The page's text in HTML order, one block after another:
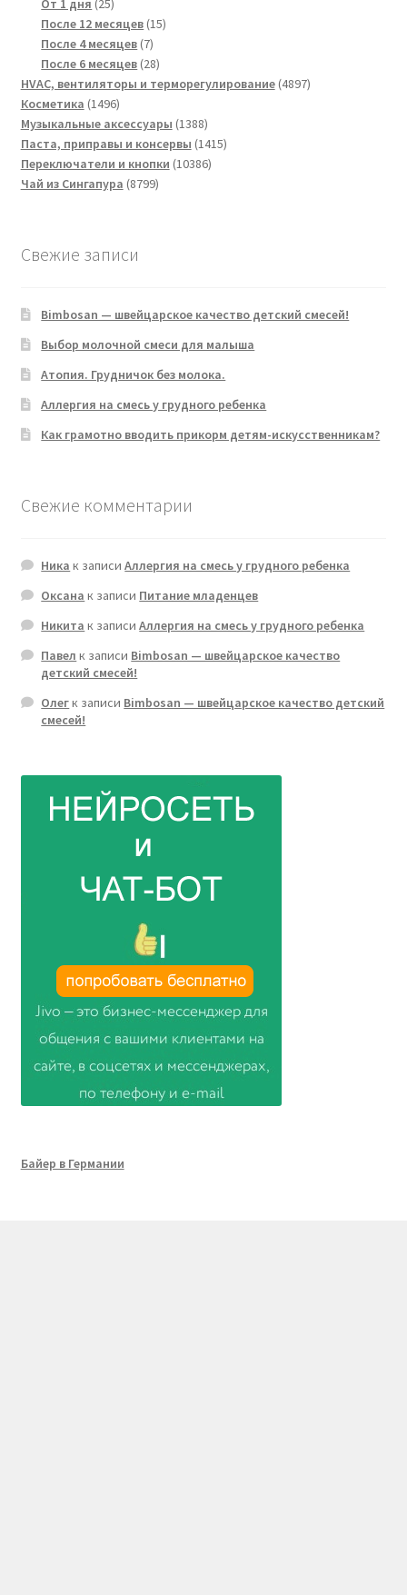
товаров
После 12 месяцев 1515
После 4 месяцев 77
товаров
После 6 месяцев 2828
товаров
HVAC, вентиляторы и терморегулирование 48974897
Косметика 14961496
товаров
Музыкальные аксессуары 13881388
товаров
Паста, приправы и консервы 14151415
Переключатели и кнопки 1038610386
Чай из Сингапура 87998799
Свежие записи
Bimbosan — швейцарское качество детский смесей!
Выбор молочной смеси для малыша
Атопия. Грудничок без молока.
Аллергия на смесь у грудного ребенка
Как грамотно вводить прикорм детям-искусственникам?
Свежие комментарии
Ника к записиАллергия на смесь у грудного ребенка
Оксана к записи Питание младенцев
Никита к записиАллергия на смесь у грудного ребенка
Павел к записи Bimbosan — швейцарское качество
детский смесей!
Олегк записи Bimbosan — швейцарское качество детский
смесей!
Байер в Германии